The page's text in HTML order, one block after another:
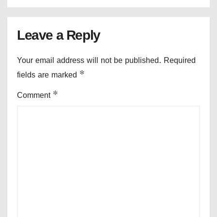
Leave a Reply
Your email address will not be published. Required
fields are marked *
Comment *